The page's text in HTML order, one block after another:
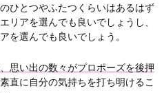
ひとつやふたつくらいはあるはず
リアを選んでも良いでしょうし、
を選んでも良いでしょう。
思い出の数々がプロポーズを後押
直に自分の気持ちを打ち明けるこ